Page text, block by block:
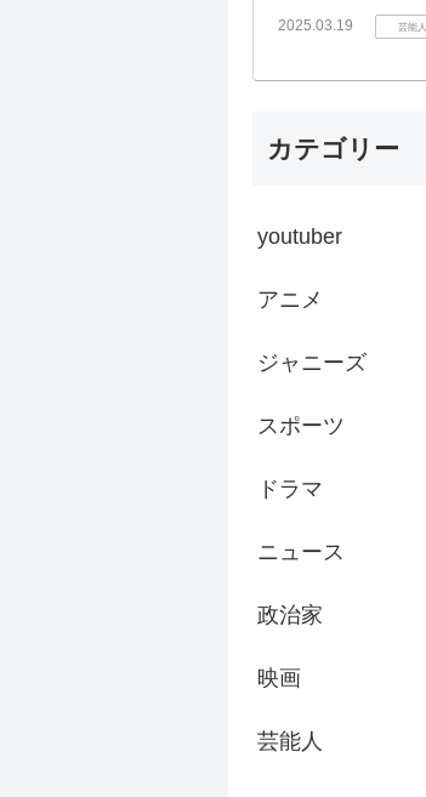
2025.03.19 芸能人
カテゴリー
youtuber
アニメ
ジャニーズ
スポーツ
ドラマ
ニュース
政治家
映画
芸能人